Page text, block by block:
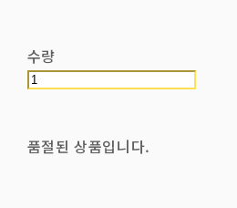
수량
품절된 상품입니다.